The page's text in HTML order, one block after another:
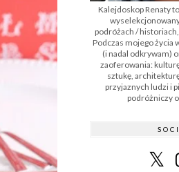
Kalejdoskop Renaty
podróżach /
Podczas mojego życia
(i nadal odkrywam)
zaoferowania:
sztukę,
przyjaznych ludzi i
podróżniczy